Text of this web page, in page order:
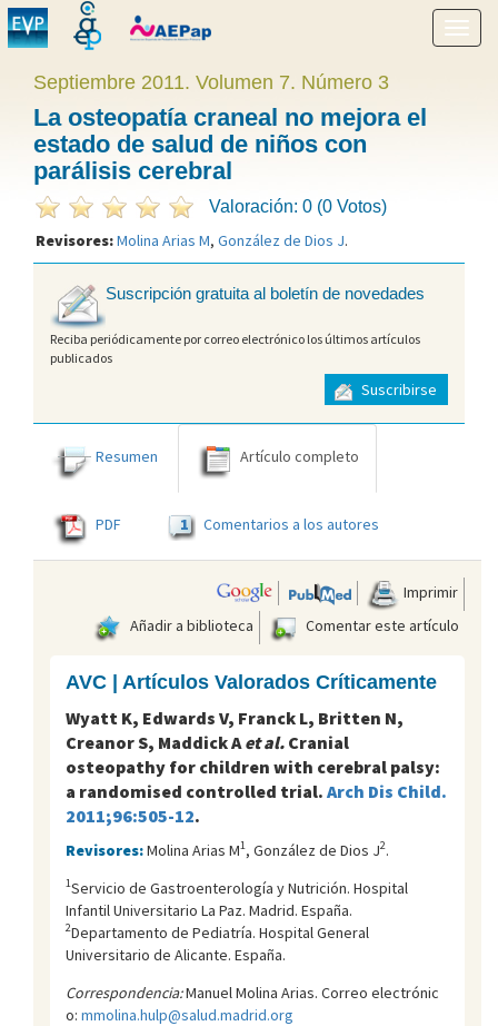
menú
Septiembre 2011. Volumen 7. Número 3
La osteopatía craneal no mejora el
estado de salud de niños con
parálisis cerebral
Valoración: 0 (0 Votos)
Revisores:Molina Arias M, González de Dios J.
Suscripción gratuita al boletín de novedades
Reciba periódicamente por correo electrónico los últimos artículos
publicados
Suscribirse
Resumen Artículo completo
PDF 1 Comentarios a los autores
Imprimir
Añadir a biblioteca
Comentar este artículo
AVC | Artículos Valorados Críticamente
Wyatt K, Edwards V, Franck L, Britten N,
Creanor S, Maddick A et al. Cranial
osteopathy for children with cerebral palsy:
a randomised controlled trial. Arch Dis Child.
2011;96:505-12.
Revisores:Molina Arias M1, González de Dios J2.
1Servicio de Gastroenterología y Nutrición. Hospital
Infantil Universitario La Paz. Madrid. España.
2Departamento de Pediatría. Hospital General
Universitario de Alicante. España.
Correspondencia:Manuel Molina Arias. Correo electrónic
o: mmolina.hulp@salud.madrid.org